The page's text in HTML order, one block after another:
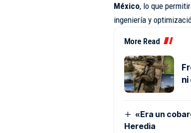
México, lo que
ingeniería y
More Read
ni
«Era un
Heredia